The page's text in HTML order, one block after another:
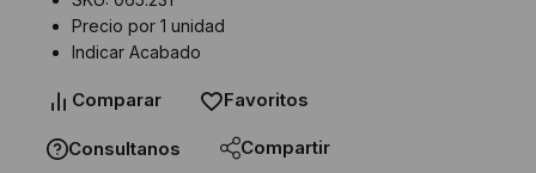
Precio por 1 unidad
Indicar Acabado
Comparar Favoritos
Consultanos Compartir